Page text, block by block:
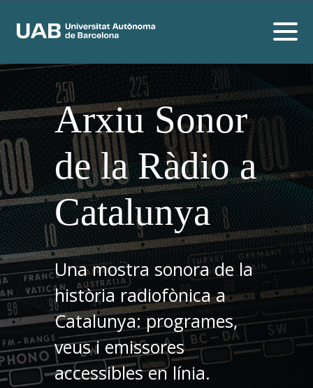
Arxiu Sonor
de la Ràdio a
Catalunya
Una mostra sonora de la
història radiofònica a
Catalunya: programes,
veus i emissores
accessibles en línia.